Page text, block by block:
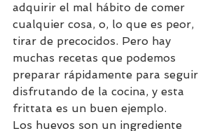
adquirir el mal hábito de comer
cualquier cosa, o, lo que es peor,
tirar de precocidos. Pero hay
muchas recetas que podemos
preparar rápidamente para seguir
disfrutando de la cocina, y esta
frittata es un buen ejemplo.
Los huevos son un ingrediente